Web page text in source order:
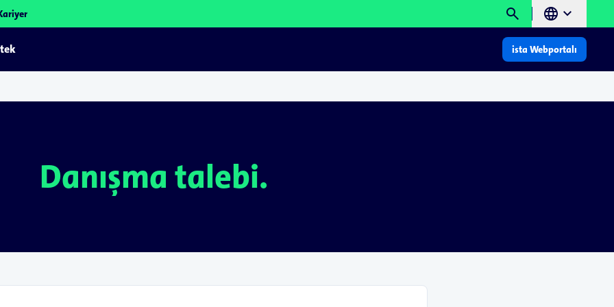
search language chevron_right
ista Webportalı
Danışma talebi.